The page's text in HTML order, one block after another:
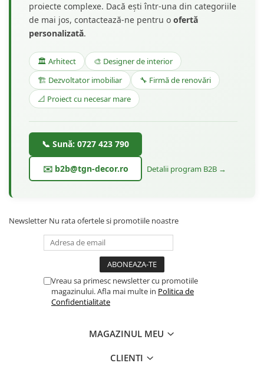
proiecte complexe. Dacă ești într-una din categoriile
de mai jos, contactează-ne pentru o ofertă
personalizată.
🏛️ Arhitect
🎨 Designer de interior
🏗️ Dezvoltator imobiliar
🔧 Firmă de renovări
📐 Proiect cu necesar mare
📞 Sună: 0727 423 790
✉️ b2b@tgn-decor.ro Detalii program B2B →
Newsletter Nu rata ofertele si promotiile noastre
Vreau sa primesc newsletter cu promotiile
magazinului. Afla mai multe in Politica de
Confidentialitate
MAGAZINUL MEU
CLIENTI